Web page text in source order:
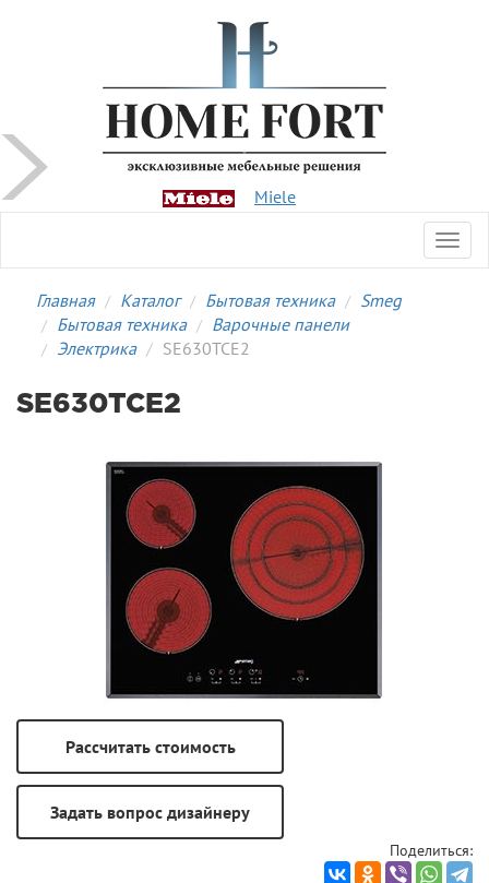
Miele
Главная Каталог Бытовая техника
Smeg
Бытовая техника
Варочные панели
Электрика
SE630TCE2
SE630TCE2
Поделиться: